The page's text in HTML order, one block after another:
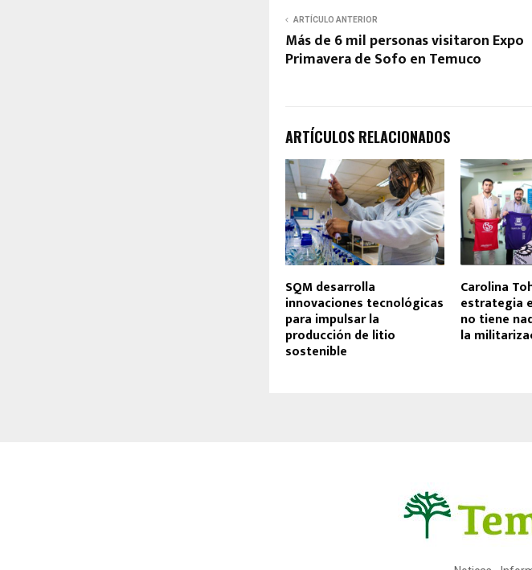
ARTÍCULO ANTERIOR
Más de 6 mil personas visitaron Expo
Primavera de Sofo en Temuco
ARTÍCULOS RELACIONADOS
SQM desarrolla
innovaciones tecnológicas
para impulsar la
producción de litio
sostenible
Carolina
estrategia
no tiene
la